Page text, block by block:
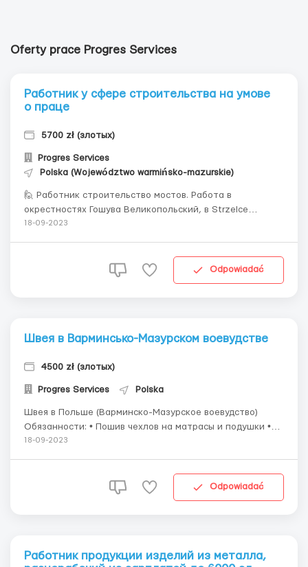
Oferty prace Progres Services
Работник у сфере строительства на умове
о праце
5700 zł (злотых)
Progres Services
Polska (Województwo warmińsko-mazurskie)
🙋 Работник строительство мостов. Работа в
окрестностях Гошува Великопольский, в Strzelce
Krajeńskie. Умова о праце. 💸Зарплата: • 18,97 – 24 зл/ч
18-09-2023
Odpowiadać
Швея в Варминсько-Мазурскoм воевудстве
4500 zł (злотых)
Progres Services Polska
Швея в Польше (Варминско-Мазурское воевудство)
Обязанности: • Пошив чехлов на матрасы и подушки •
Пошив трикотажных изделий • Шить машинами разного
18-09-2023
Odpowiadać
Работник продукции изделий из металла,